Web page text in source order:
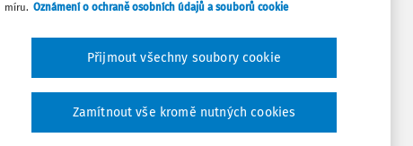
činnost. Jaké bude
sociálního a zdravotního
vztah v souladu se
daní z příjmů (vč. solidární daně)
druhů příjmů, přičemž pro
na nemovitosti bude nutné
Prosím o potvrzení mého
Sdílet
Poznámka
míru. Oznámení o ochraně osobních údajů a souborů cookie
Zamítnout vše kromě nutných cookies
Přijmout všechny soubory cookie